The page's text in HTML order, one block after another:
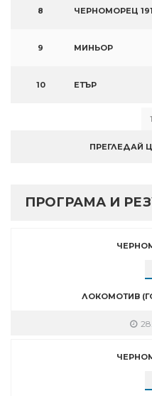
8 ЧЕРНОМОРЕЦ
9 МИНЬОР
10 ЕТЪР
1
ПРЕГЛЕДАЙ
ПРОГРАМА И
ЛОКОМОТИВ